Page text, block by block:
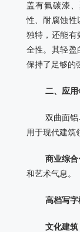
盖有氟碳漆
性、耐腐蚀性
独特，还能有
全性。其轻盈
保持了足够的
二、应用
双曲面
用于现代建筑
商业综
和艺术气息。
高档写字
文化建筑